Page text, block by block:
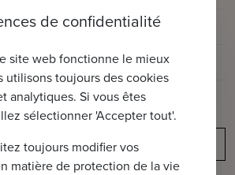
72m2
4m2
2025
de déclaration
de confidentialité
site web fonctionne le mieux
utilisons toujours des cookies
analytiques. Si vous êtes
sélectionner 'Accepter tout'.
toujours modifier vos
matière de protection de la vie